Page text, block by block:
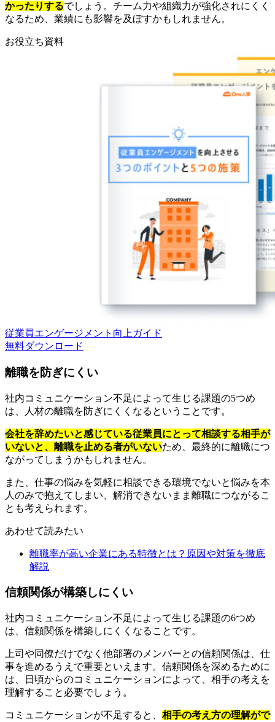
かったりするでしょう。チーム力や組織力が強化されにくく
なるため、業績にも影響を及ぼすかもしれません。
お役立ち資料
従業員エンゲージメント向上ガイド
無料ダウンロード
離職を防ぎにくい
社内コミュニケーション不足によって生じる課題の5つめ
は、人材の離職を防ぎにくくなるということです。
会社を辞めたいと感じている従業員にとって相談する相手が
いないと、離職を止める者がいないため、最終的に離職につ
ながってしまうかもしれません。
また、仕事の悩みを気軽に相談できる環境でないと悩みを本
人のみで抱えてしまい、解消できないまま離職につながるこ
とも考えられます。
あわせて読みたい
離職率が高い企業にある特徴とは？原因や対策を徹底
解説
信頼関係が構築しにくい
社内コミュニケーション不足によって生じる課題の6つめ
は、信頼関係を構築しにくくなることです。
上司や同僚だけでなく他部署のメンバーとの信頼関係は、仕
事を進めるうえで重要といえます。信頼関係を深めるために
は、日頃からのコミュニケーションによって、相手の考えを
理解すること必要でしょう。
コミュニケーションが不足すると、 相手の考え方の理解がで